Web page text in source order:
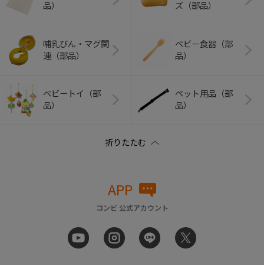
品）
ズ（部品）
哺乳びん・マグ関
連（部品）
ベビー食器（部
品）
ベビートイ（部
品）
ペット用品（部
品）
APP
コンビ 公式アカウント